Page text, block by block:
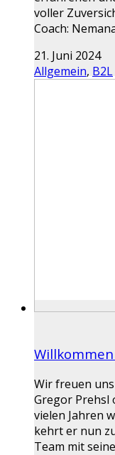
voller
Coach:
21. Juni 2024
Allgemein, B2L
Wir freuen
Gregor Prehsl
vielen Jahren
kehrt er nun
Team mit